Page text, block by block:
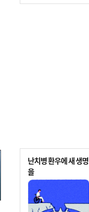
난치병 환우에 새 생명
을